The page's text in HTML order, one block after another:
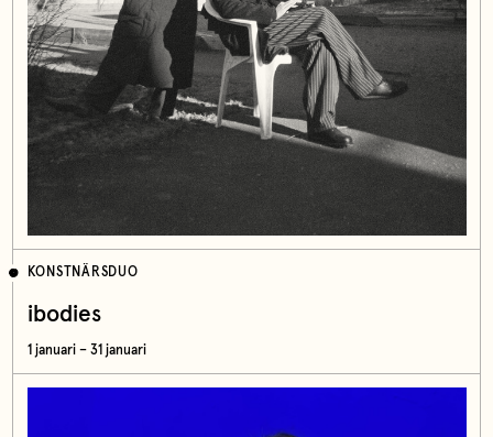
KONSTNÄRSDUO
ibodies
1 januari – 31 januari